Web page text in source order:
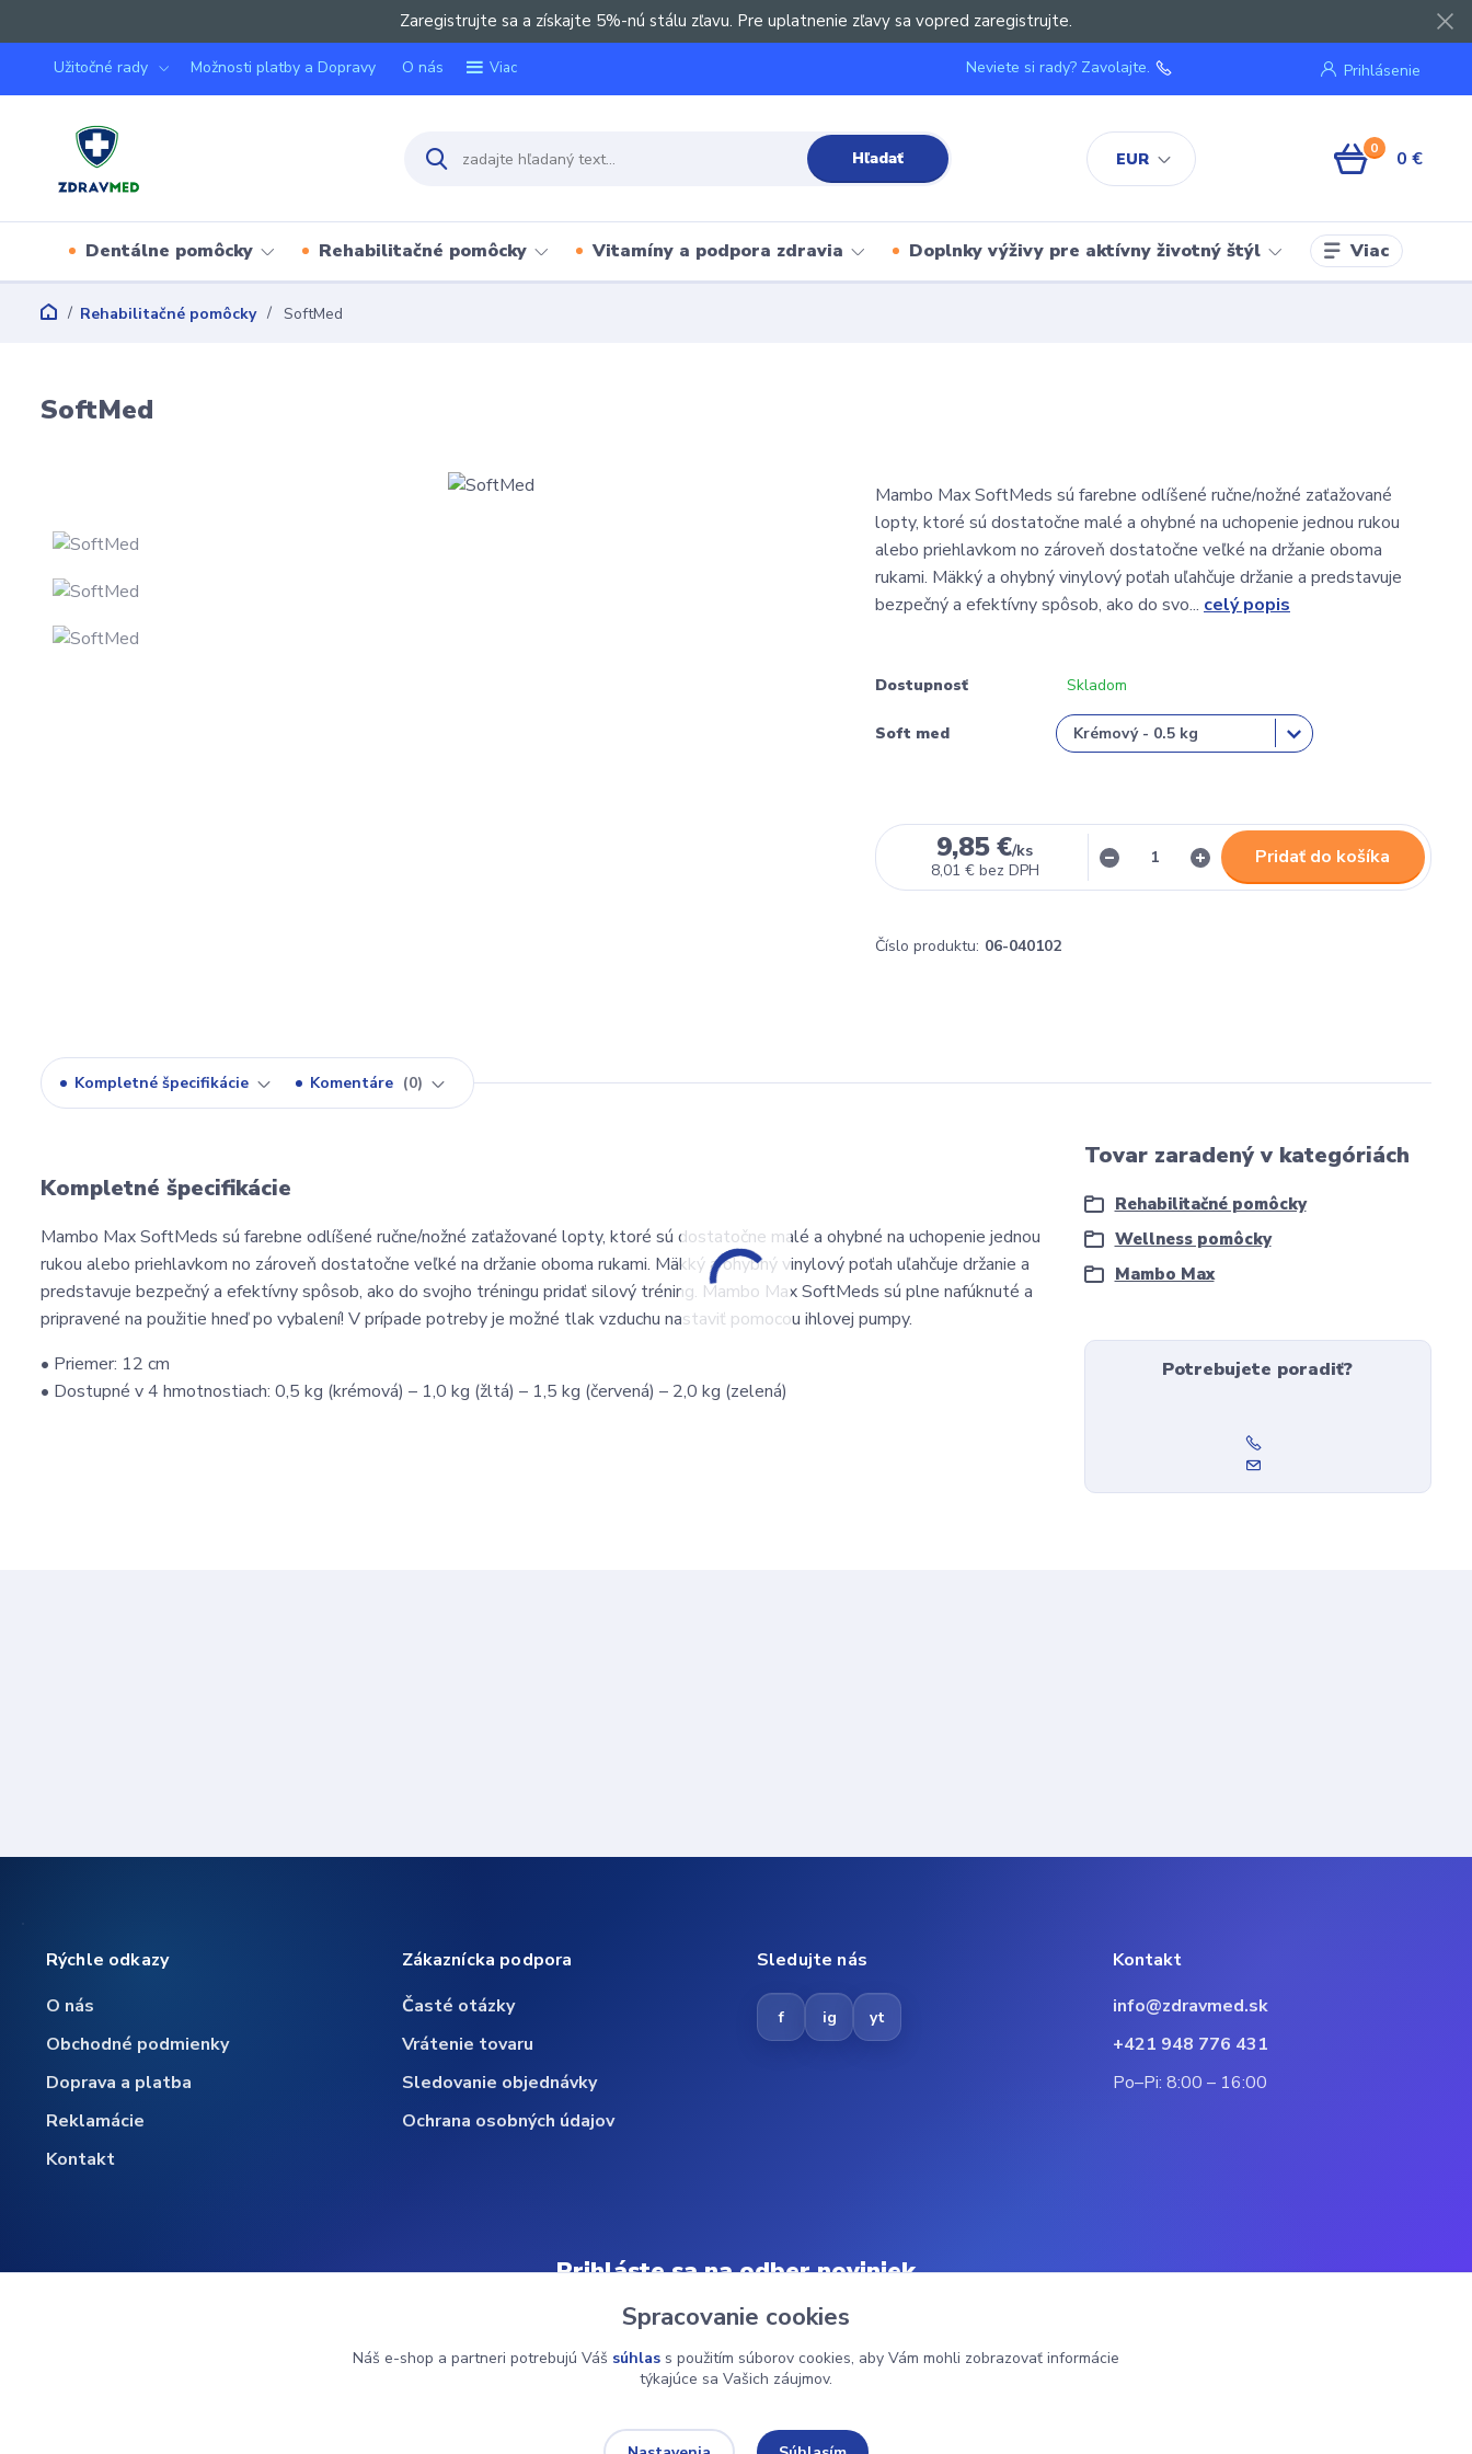
Zaregistrujte sa a získajte 5%-nú stálu zľavu. Pre uplatnenie zľavy sa vopred zaregistrujte.
Užitočné rady Možnosti platby a Dopravy O nás Viac
EUR
Prihlásenie
Hľadať
Neviete si rady? Zavolajte.
0 0 €
Dentálne pomôcky Rehabilitačné pomôcky Vitamíny a podpora zdravia Doplnky výživy pre aktívny životný štýl Viac
Rehabilitačné pomôcky SoftMed
SoftMed
Mambo Max SoftMeds sú farebne odlíšené ručne/nožné zaťažované
lopty, ktoré sú dostatočne malé a ohybné na uchopenie jednou rukou
alebo priehlavkom no zároveň dostatočne veľké na držanie oboma
rukami. Mäkký a ohybný vinylový poťah uľahčuje držanie a predstavuje
bezpečný a efektívny spôsob, ako do svo... celý popis
Dostupnosť Skladom
Soft med
9,85 €/ks
8,01 € bez DPH
Pridať do košíka
Číslo produktu: 06-040102
Kompletné špecifikácie Komentáre 0
Kompletné špecifikácie
Mambo Max SoftMeds sú farebne odlíšené ručne/nožné zaťažované lopty, ktoré sú dostatočne malé a ohybné na uchopenie jednou
rukou alebo priehlavkom no zároveň dostatočne veľké na držanie oboma rukami. Mäkký a ohybný vinylový poťah uľahčuje držanie a
predstavuje bezpečný a efektívny spôsob, ako do svojho tréningu pridať silový tréning. Mambo Max SoftMeds sú plne nafúknuté a
pripravené na použitie hneď po vybalení! V prípade potreby je možné tlak vzduchu nastaviť pomocou ihlovej pumpy.
• Priemer: 12 cm
• Dostupné v 4 hmotnostiach: 0,5 kg (krémová) – 1,0 kg (žltá) – 1,5 kg (červená) – 2,0 kg (zelená)
Tovar zaradený v kategóriách
Rehabilitačné pomôcky
Wellness pomôcky
Mambo Max
Potrebujete poradiť?
Rýchle odkazy
O nás
Obchodné podmienky
Doprava a platba
Reklamácie
Kontakt
Zákaznícka podpora
Časté otázky
Vrátenie tovaru
Sledovanie objednávky
Ochrana osobných údajov
Sledujte nás
f ig yt
Kontakt
info@zdravmed.sk
+421 948 776 431
Po–Pi: 8:00 – 16:00
Prihláste sa na odber noviniek
© 2024 ZdravMed.sk | Všetky práva vyhradené
Spracovanie cookies
Náš e-shop a partneri potrebujú Váš súhlas s použitím súborov cookies, aby Vám mohli zobrazovať informácie
týkajúce sa Vašich záujmov.